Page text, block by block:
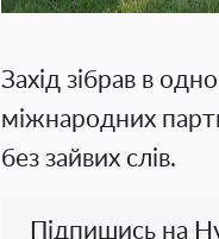
Захід зібрав в
міжнародних
без зайвих слів.
Підпишись на